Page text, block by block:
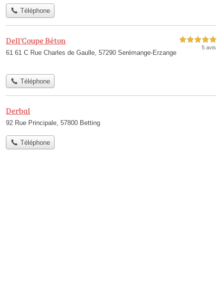
Téléphone
Dell'Coupe Béton
61 61 C Rue Charles de Gaulle, 57290 Serémange-Erzange
5,0 étoiles sur 5
5 avis
Téléphone
Derbal
92 Rue Principale, 57800 Betting
Téléphone